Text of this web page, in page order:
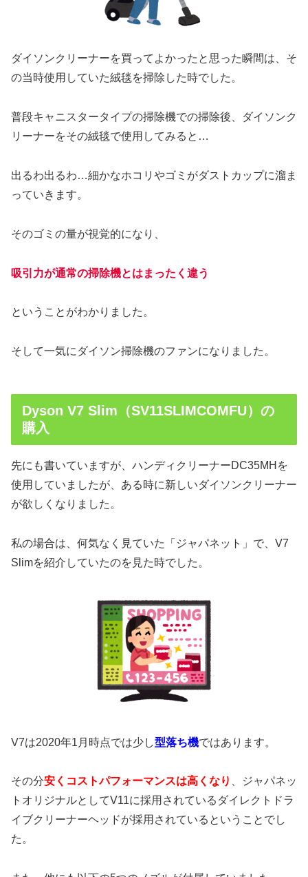
ダイソンクリーナーを買ってよかったと思った瞬間は、そ
の当時使用していた絨毯を掃除した時でした。
普段キャニスタータイプの掃除機での掃除後、ダイソンク
リーナーをその絨毯で使用してみると…
出るわ出るわ…細かなホコリやゴミがダストカップに溜ま
っていきます。
そのゴミの量が視覚的になり、
吸引力が通常の掃除機とはまったく違う
ということがわかりました。
そして一気にダイソン掃除機のファンになりました。
Dyson V7 Slim（SV11SLIMCOMFU）の
購入
先にも書いていますが、ハンディクリーナーDC35MHを
使用していましたが、ある時に新しいダイソンクリーナー
が欲しくなりました。
私の場合は、何気なく見ていた「ジャパネット」で、V7
Slimを紹介していたのを見た時でした。
V7は2020年1月時点では少し型落ち機ではあります。
その分安くコストパフォーマンスは高くなり 、ジャパネッ
トオリジナルとしてV11に採用されているダイレクトドラ
イブクリーナーヘッドが採用されているということでし
た。